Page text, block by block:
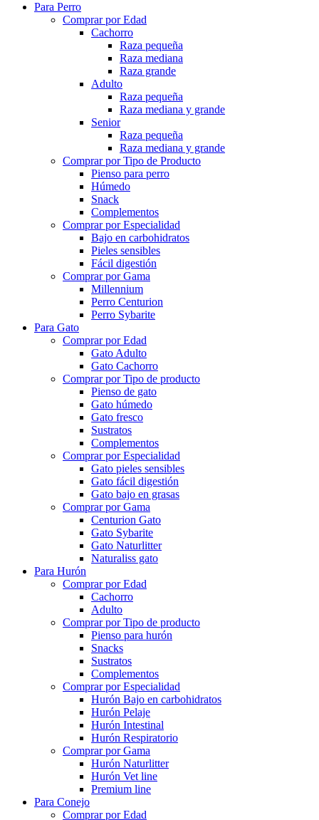
Para Perro
Comprar por Edad
Cachorro
Raza pequeña
Raza mediana
Raza grande
Adulto
Raza pequeña
Raza mediana y grande
Senior
Raza pequeña
Raza mediana y grande
Comprar por Tipo de Producto
Pienso para perro
Húmedo
Snack
Complementos
Comprar por Especialidad
Bajo en carbohidratos
Pieles sensibles
Fácil digestión
Comprar por Gama
Millennium
Perro Centurion
Perro Sybarite
Para Gato
Comprar por Edad
Gato Adulto
Gato Cachorro
Comprar por Tipo de producto
Pienso de gato
Gato húmedo
Gato fresco
Sustratos
Complementos
Comprar por Especialidad
Gato pieles sensibles
Gato fácil digestión
Gato bajo en grasas
Comprar por Gama
Centurion Gato
Gato Sybarite
Gato Naturlitter
Naturaliss gato
Para Hurón
Comprar por Edad
Cachorro
Adulto
Comprar por Tipo de producto
Pienso para hurón
Snacks
Sustratos
Complementos
Comprar por Especialidad
Hurón Bajo en carbohidratos
Hurón Pelaje
Hurón Intestinal
Hurón Respiratorio
Comprar por Gama
Hurón Naturlitter
Hurón Vet line
Premium line
Para Conejo
Comprar por Edad